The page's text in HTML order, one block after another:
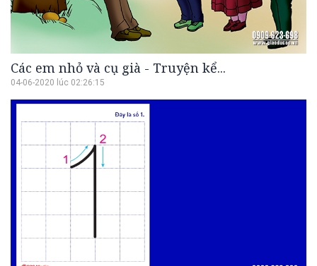
Các em nhỏ và cụ già - Truyện kể...
04-06-2020 lúc 02:26:15